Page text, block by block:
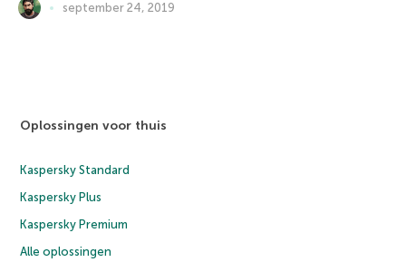
september 24, 2019
Oplossingen voor thuis
Kaspersky Standard
Kaspersky Plus
Kaspersky Premium
Alle oplossingen